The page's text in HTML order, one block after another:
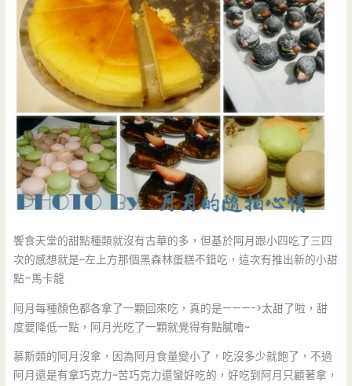
饗食天堂的甜點種類就沒有古華的多，但基於阿月跟小四吃了三四
次的感想就是~左上方那個黑森林蛋糕不錯吃，這次有推出新的小甜
點–馬卡龍
阿月每種顏色都各拿了一顆回來吃，真的是———->太甜了啦，甜
度要降低一點，阿月光吃了一顆就覺得有點膩嚕~
慕斯類的阿月沒拿，因為阿月食量變小了，吃沒多少就飽了，不過
阿月還是有拿巧克力~苦巧克力還蠻好吃的，好吃到阿月只顧著拿，